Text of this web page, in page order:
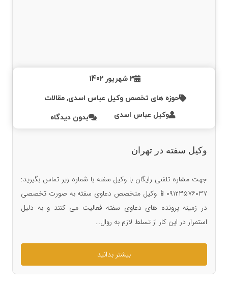
3 شهریور 1402
حوزه های تخصص وکیل عباس اسدی,مقالات
وکیل عباس اسدی
بدون دیدگاه
وکیل سفته در تهران
جهت مشاره تلفنی رایگان با وکیل سفته با شماره زیر تماس بگیرید:
۰۹۱۲۳۵۷۶۰۳۷📱 وکیل متخصص دعاوی سفته به صورت تخصصی
در زمینه پرونده های دعاوی سفته فعالیت می کنند و به دلیل
استمرار در این کار از تسلط لازم به روال…
بیشتر بدانید